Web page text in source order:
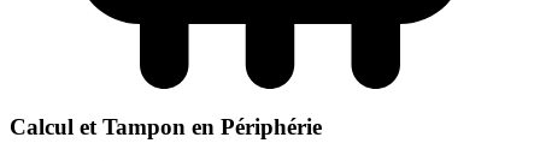
Calcul et Tampon en Périphérie